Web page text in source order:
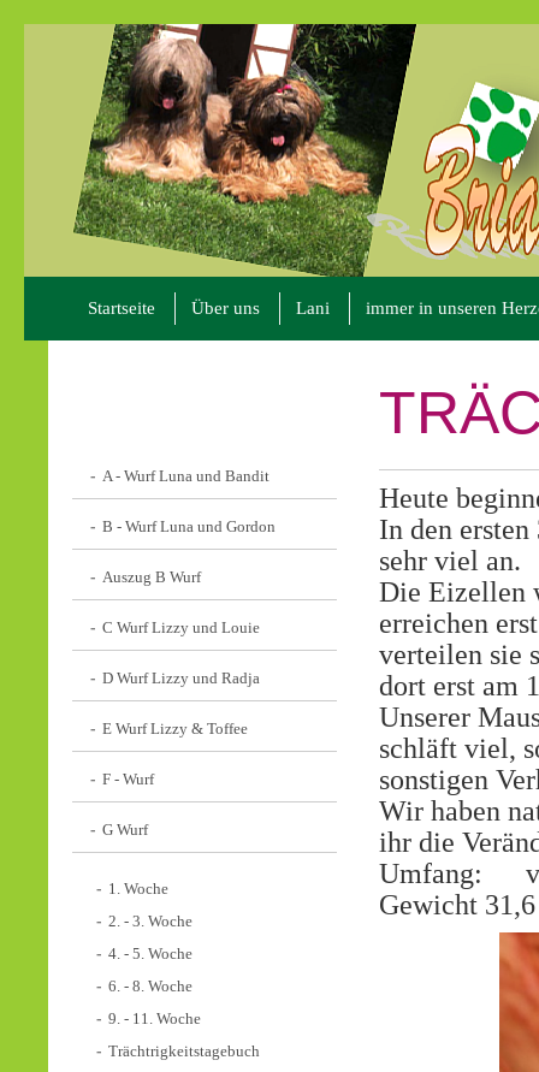
Startseite Über uns Lani immer in unseren
A - Wurf Luna und Bandit
B - Wurf Luna und Gordon
Auszug B Wurf
C Wurf Lizzy und Louie
D Wurf Lizzy und Radja
E Wurf Lizzy & Toffee
F - Wurf
G Wurf
1. Woche
2. - 3. Woche
4. - 5. Woche
6. - 8. Woche
9. - 11. Woche
Trächtrigkeitstagebuch
Heute
In den
sehr viel an.
Die Eizellen
erreichen
verteilen sie
dort erst am
Unserer
schläft viel,
sonstigen
Wir haben
ihr die
Umfang:
Gewicht